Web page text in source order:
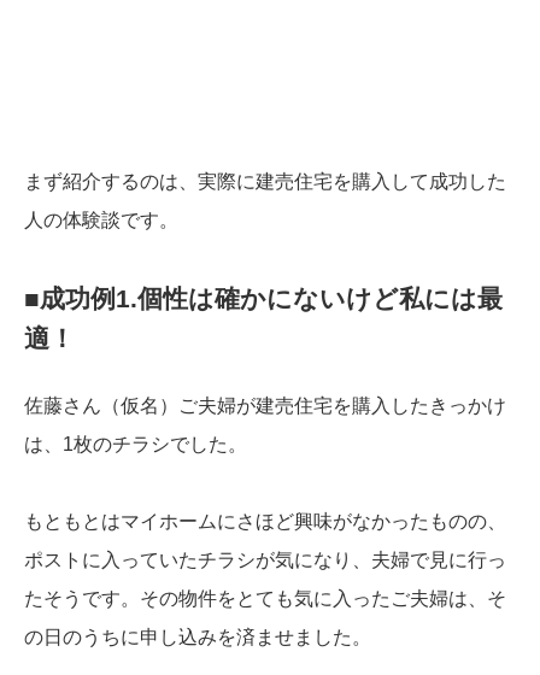
まず紹介するのは、実際に建売住宅を購入して成功した
人の体験談です。
■成功例1.個性は確かにないけど私には最
適！
佐藤さん（仮名）ご夫婦が建売住宅を購入したきっかけ
は、1枚のチラシでした。
もともとはマイホームにさほど興味がなかったものの、
ポストに入っていたチラシが気になり、夫婦で見に行っ
たそうです。その物件をとても気に入ったご夫婦は、そ
の日のうちに申し込みを済ませました。